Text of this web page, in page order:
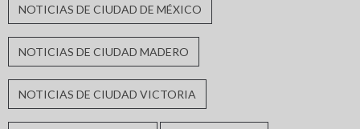
NOTICIAS DE CIUDAD DE MÉXICO
NOTICIAS DE CIUDAD MADERO
NOTICIAS DE CIUDAD VICTORIA